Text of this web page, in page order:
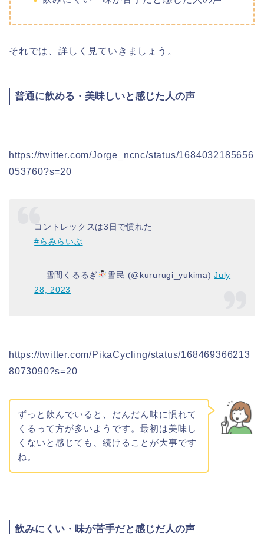
それでは、詳しく見ていきましょう。
普通に飲める・美味しいと感じた人の声
https://twitter.com/Jorge_ncnc/status/1684032185656
053760?s=20
コントレックスは3日で慣れた
#らみらいぶ
— 雪間くるるぎ 雪民 (@kururugi_yukima)July
28, 2023
https://twitter.com/PikaCycling/status/168469366213
8073090?s=20
ずっと飲んでいると、だんだん味に慣れて
くるって方が多いようです。最初は美味し
くないと感じても、続けることが大事です
ね。
飲みにくい・味が苦手だと感じだ人の声